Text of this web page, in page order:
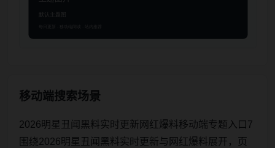
移动端搜索场景
2026明星丑闻黑料实时更新网红爆料移动端专题入口7
围绕2026明星丑闻黑料实时更新与网红爆料展开，页